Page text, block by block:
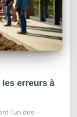
erreurs à
l’un des